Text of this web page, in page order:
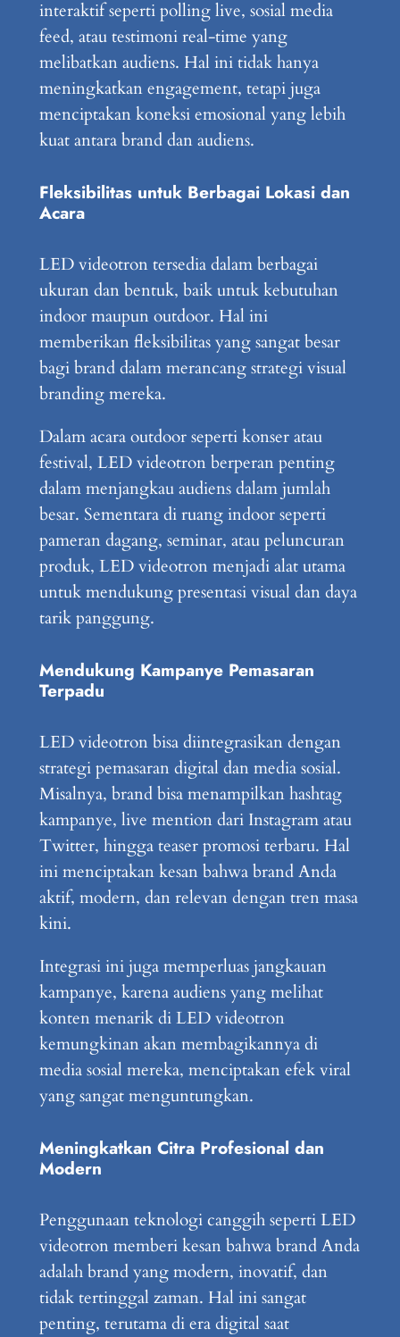
interaktif seperti polling live, sosial media
feed, atau testimoni real-time yang
melibatkan audiens. Hal ini tidak hanya
meningkatkan engagement, tetapi juga
menciptakan koneksi emosional yang lebih
kuat antara brand dan audiens.
Fleksibilitas untuk Berbagai Lokasi dan
Acara
LED videotron tersedia dalam berbagai
ukuran dan bentuk, baik untuk kebutuhan
indoor maupun outdoor. Hal ini
memberikan fleksibilitas yang sangat besar
bagi brand dalam merancang strategi visual
branding mereka.
Dalam acara outdoor seperti konser atau
festival, LED videotron berperan penting
dalam menjangkau audiens dalam jumlah
besar. Sementara di ruang indoor seperti
pameran dagang, seminar, atau peluncuran
produk, LED videotron menjadi alat utama
untuk mendukung presentasi visual dan daya
tarik panggung.
Mendukung Kampanye Pemasaran
Terpadu
LED videotron bisa diintegrasikan dengan
strategi pemasaran digital dan media sosial.
Misalnya, brand bisa menampilkan hashtag
kampanye, live mention dari Instagram atau
Twitter, hingga teaser promosi terbaru. Hal
ini menciptakan kesan bahwa brand Anda
aktif, modern, dan relevan dengan tren masa
kini.
Integrasi ini juga memperluas jangkauan
kampanye, karena audiens yang melihat
konten menarik di LED videotron
kemungkinan akan membagikannya di
media sosial mereka, menciptakan efek viral
yang sangat menguntungkan.
Meningkatkan Citra Profesional dan
Modern
Penggunaan teknologi canggih seperti LED
videotron memberi kesan bahwa brand Anda
adalah brand yang modern, inovatif, dan
tidak tertinggal zaman. Hal ini sangat
penting, terutama di era digital saat